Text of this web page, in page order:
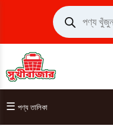
Products
search
☰ পণ্য তালিকা